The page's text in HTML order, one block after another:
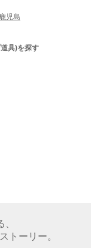
鹿児島
具)を探す
トーリー。